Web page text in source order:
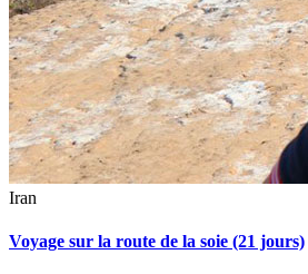
Iran
Voyage sur la route de la soie (21 jours)